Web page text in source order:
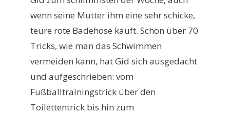
wenn seine Mutter ihm eine sehr schicke,
teure rote Badehose kauft. Schon über 70
Tricks, wie man das Schwimmen
vermeiden kann, hat Gid sich ausgedacht
und aufgeschrieben: vom
Fußballtrainingstrick über den
Toilettentrick bis hin zum